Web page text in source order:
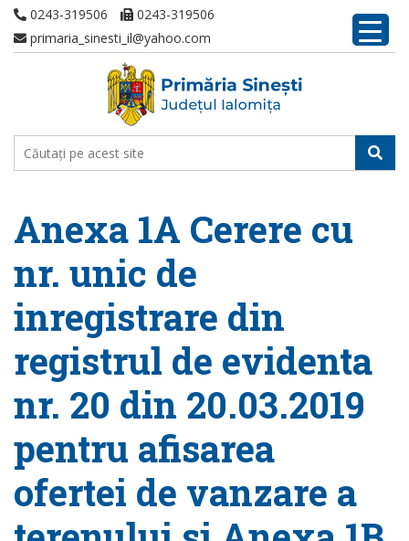
0243-319506
0243-319506
primaria_sinesti_il@yahoo.com
Anexa 1A Cerere cu
nr. unic de
inregistrare din
registrul de evidenta
nr. 20 din 20.03.2019
pentru afisarea
ofertei de vanzare a